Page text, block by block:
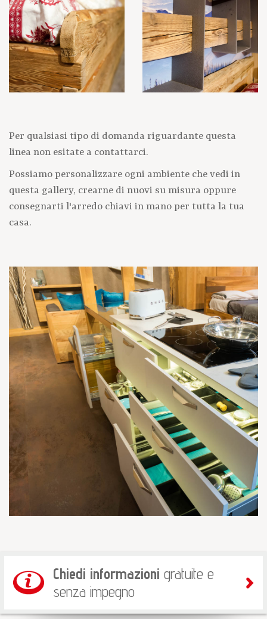
Per qualsiasi tipo di domanda riguardante questa
linea non esitate a contattarci.
Possiamo personalizzare ogni ambiente che vedi in
questa gallery, crearne di nuovi su misura oppure
consegnarti l'arredo chiavi in mano per tutta la tua
casa.
Chiedi informazioni gratuite e
senza impegno